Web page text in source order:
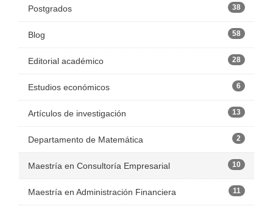
Postgrados 38
Blog 58
Editorial académico 28
Estudios económicos 6
Artículos de investigación 13
Departamento de Matemática 2
Maestría en Consultoría Empresarial 10
Maestría en Administración Financiera 11